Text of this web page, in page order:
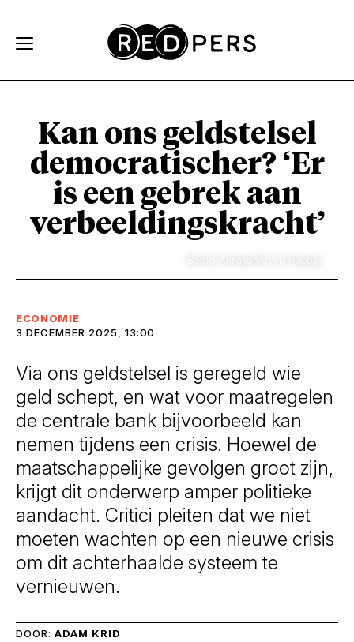
Kan ons geldstelsel
democratischer? ‘Er
is een gebrek aan
verbeeldingskracht’
ECONOMIE
3 DECEMBER 2025, 13:00
Via ons geldstelsel is geregeld wie
geld schept, en wat voor maatregelen
de centrale bank bijvoorbeeld kan
nemen tijdens een crisis. Hoewel de
maatschappelijke gevolgen groot zijn,
krijgt dit onderwerp amper politieke
aandacht. Critici pleiten dat we niet
moeten wachten op een nieuwe crisis
om dit achterhaalde systeem te
vernieuwen.
DOOR: ADAM KRID